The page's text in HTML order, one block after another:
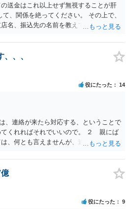
送金はこれ以上せず無視することが肝
、関係を絶ってください。 その上で、
名、振込先の名前を教えてしまってい
点でとくに、詳細不明の入金がないこ
ば、念のため、相手に教えてしまった口
解約処理をすることをお勧め致します。
、、
役にたった 14
、連絡が来たら対応する、ということで
てくれればそれでいいので。 ２ 親にば
、何とも言えませんが、連絡を止めた
がきくらいは来るかもしれません。し
が止まる保証もないからです。可能性と
さんの人に送っていると思われ、支払う
われていけるところまで絞られるよう
役にたった 9